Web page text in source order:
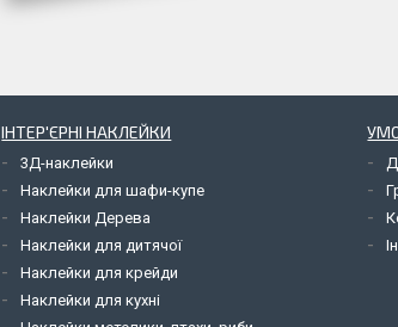
ІНТЕР'ЄРНІ НАКЛЕЙКИ
3Д-наклейки
Наклейки для шафи-купе
Наклейки Дерева
Наклейки для дитячої
Наклейки для крейди
Наклейки для кухні